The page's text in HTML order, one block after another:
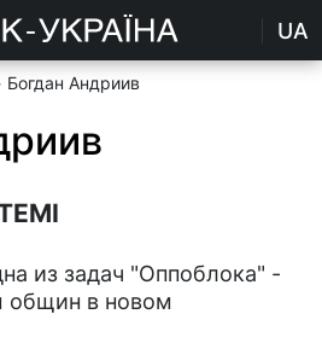
UA
Богдан Андриив
из задач "Оппоблока" -
общин в новом